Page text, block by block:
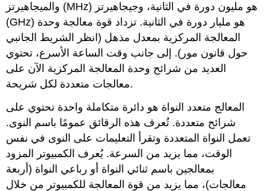
والميجاهيرتز (MHz) هو مليون دورة في الثانية، وجيجاهيرتز
(GHz) هو مليار دورة في الثانية. تزداد قوة معالجة وحدة
المعالجة المركزية بمعدل مذهل (انظر الشريط الجانبي
حول قانون مور). إلى جانب وقت الساعة الأسرع، تحتوي
العديد من شرائح وحدة المعالجة المركزية الآن على
معالجات متعددة لكل شريحة.
المعالج متعدد النواة هو دائرة متكاملة واحدة تحتوي على
شرائح متعددة. تُعرف هذه الرقائق عمومًا باسم النوى.
تعمل النواة المتعددة وتقرأ التعليمات على النوى في نفس
الوقت، مما يزيد من السرعة. يُعرف الكمبيوتر المزود
بمعالجين باسم ثنائي النواة أو رباعي النواة (أربعة
معالجات)، مما يزيد من قوة المعالجة للكمبيوتر من خلال